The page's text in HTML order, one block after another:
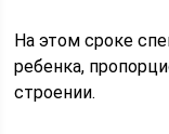
На этом сроке
ребенка,
строении.